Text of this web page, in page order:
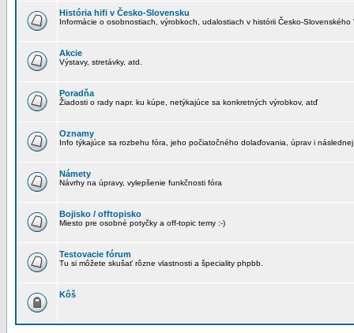
História hifi v Česko-Slovensku
Informácie o osobnostiach, výrobkoch, udalostiach v histórii Česko-Slovenského
Akcie
Výstavy, stretávky, atd.
Poradňa
Žiadosti o rady napr. ku kúpe, netýkajúce sa konkretných výrobkov, atď
Oznamy
Info týkajúce sa rozbehu fóra, jeho počiatočného dolaďovania, úprav i
Námety
Návrhy na úpravy, vylepšenie funkčnosti fóra
Bojisko / offtopisko
Miesto pre osobné potyčky a off-topic temy :-)
Testovacie fórum
Tu si môžete skušať rôzne vlastnosti a špeciality phpbb.
Kôš